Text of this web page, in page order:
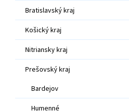
Bratislavský kraj
Košický kraj
Nitriansky kraj
Prešovský kraj
Bardejov
Humenné